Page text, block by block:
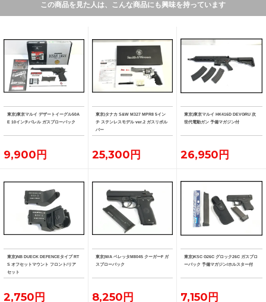
この商品を見た人は、こんな商品にも興味を持っています
東京)東京マルイ デザートイーグル50A
E 10インチバレル ガスブローバック
9,900円
東京)タナカ S&W M327 MPR8 5イン
チ ステンレスモデル ver.2 ガスリボル
バー
25,300円
東京)東京マルイ HK416D DEVGRU 次
世代電動ガン 予備マガジン付
26,950円
東京)NB DUECK DEFENCEタイプ RT
S オフセットマウント フロント/リア
セット
2,750円
東京)WA ベレッタM8045 クーガーF ガ
スブローバック
8,250円
東京)KSC G26C グロック26C ガスブロ
ーバック 予備マガジン/ホルスター付
7,150円